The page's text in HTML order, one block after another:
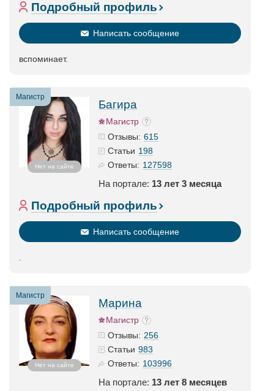
Подробный профиль
Написать сообщение
вспоминает.
Магистр
Нет на сайте
Багира
Магистр
Отзывы: 615
Статьи 198
Ответы: 127598
На портале: 13 лет 3 месяца
Подробный профиль
Написать сообщение
Магистр
Нет на сайте
Марина
Магистр
Отзывы: 256
Статьи 983
Ответы: 103996
На портале: 13 лет 8 месяцев